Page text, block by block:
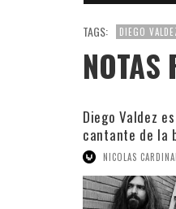
TAGS: DIEGO
NOTAS
Diego Valdez
cantante de la
BlackNICOLAS